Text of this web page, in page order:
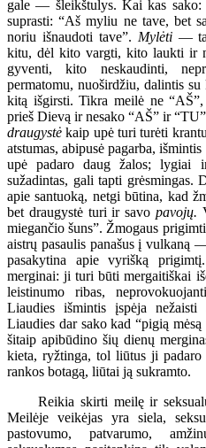
gale — šleikštulys. Kai kas
suprasti: “Aš myliu ne tave, bet
noriu išnaudoti tave”. Mylėti— tai
kitu, dėl kito vargti, kito laukti ir
gyventi, kito neskaudinti,
permatomu, nuoširdžiu, dalintis
kitą išgirsti. Tikra meilė ne
prieš Dievą ir nesako “AŠ” ir
draugystė kaip upė turi turėti
atstumas, abipusė pagarba,
upė padaro daug žalos; lygiai
sužadintas, gali tapti grėsmingas.
apie santuoką, netgi būtina, kad
bet draugystė turi ir savo pavojų.
miegančio šuns”. Žmogaus
aistrų pasaulis panašus į vulkaną
pasakytina apie vyrišką
merginai: ji turi būti mergaitiškai
leistinumo ribas,
Liaudies išmintis įspėja
Liaudies dar sako kad “pigią
šitaip apibūdino šių dienų
kieta, ryžtinga, tol liūtus ji
rankos botagą, liūtai ją sukramto.
Reikia skirti meilę ir
Meilėje veikėjas yra siela,
pastovumo, patvarumo,